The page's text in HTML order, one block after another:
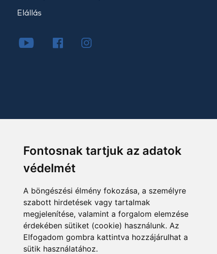
Fontosnak tartjuk az adatok
védelmét
A böngészési élmény fokozása, a személyre
szabott hirdetések vagy tartalmak
megjelenítése, valamint a forgalom elemzése
érdekében sütiket (cookie) használunk. Az
Elfogadom gombra kattintva hozzájárulhat a
sütik használatához.
Elállás